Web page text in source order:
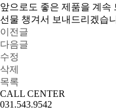
앞으로도 좋은 제품을 계속
선물 챙겨서 보내드리겠습
이전글
다음글
수정
삭제
목록
CALL CENTER
031.543.9542